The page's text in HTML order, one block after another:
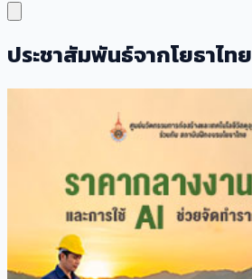
ประชาสัมพันธ์จากโยธาไทย